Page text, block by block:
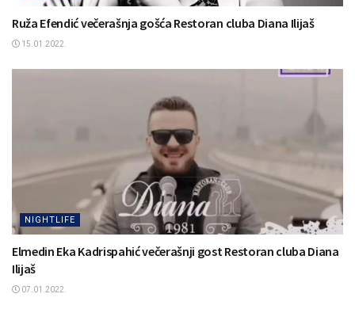
Ruža Efendić večerašnja gošća Restoran cluba Diana Ilijaš
15.01.2022.
NIGHTLIFE
Elmedin Eka Kadrispahić večerašnji gost Restoran cluba Diana
Ilijaš
07.01.2022.